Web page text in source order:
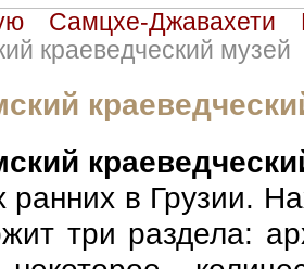
Самцхе-Джавахети
краеведческий музей
ранних в Грузии.
три раздела: